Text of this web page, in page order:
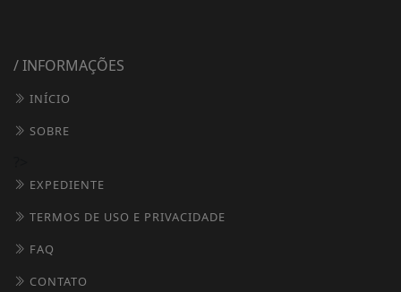
/ INFORMAÇÕES
INÍCIO
SOBRE
EXPEDIENTE
TERMOS DE USO E PRIVACIDADE
FAQ
CONTATO